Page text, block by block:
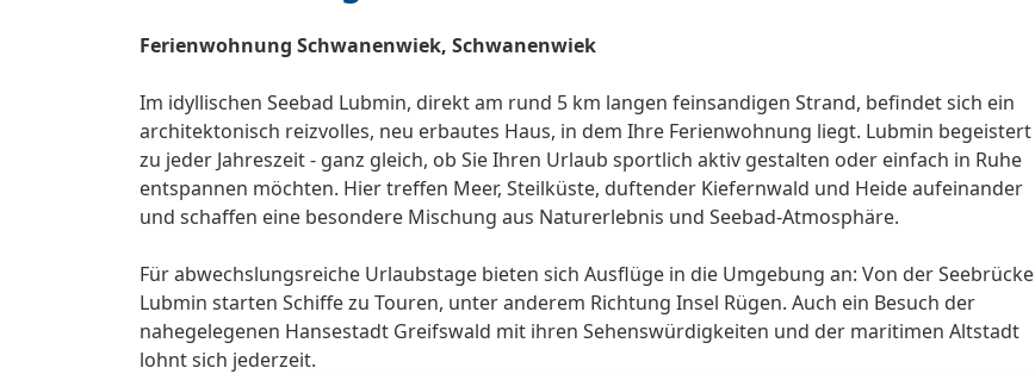
Ferienwohnung Schwanenwiek, Schwanenwiek
Im idyllischen Seebad Lubmin, direkt am rund 5 km langen feinsandigen Strand, befindet sich ein
architektonisch reizvolles, neu erbautes Haus, in dem Ihre Ferienwohnung liegt. Lubmin begeistert
zu jeder Jahreszeit - ganz gleich, ob Sie Ihren Urlaub sportlich aktiv gestalten oder einfach in Ruhe
entspannen möchten. Hier treffen Meer, Steilküste, duftender Kiefernwald und Heide aufeinander
und schaffen eine besondere Mischung aus Naturerlebnis und Seebad-Atmosphäre.
Für abwechslungsreiche Urlaubstage bieten sich Ausflüge in die Umgebung an: Von der Seebrücke
Lubmin starten Schiffe zu Touren, unter anderem Richtung Insel Rügen. Auch ein Besuch der
nahegelegenen Hansestadt Greifswald mit ihren Sehenswürdigkeiten und der maritimen Altstadt
lohnt sich jederzeit.